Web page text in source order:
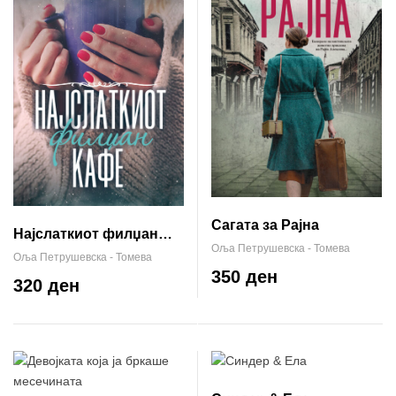
Најслаткиот филџан
кафе
Оља Петрушевска - Томева
320 ден
Сагата за Рајна
Оља Петрушевска - Томева
350 ден